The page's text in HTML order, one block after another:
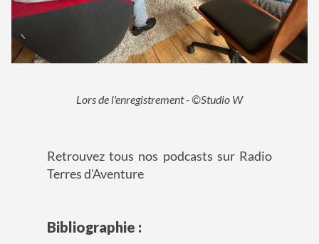
Lors de l'enregistrement - ©Studio W
Retrouvez tous nos podcasts sur Radio
Terres d'Aventure
Bibliographie :